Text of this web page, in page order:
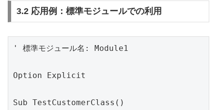
3.2 応用例：標準モジュールでの利用
' 標準モジュール名: Module1
Option Explicit
Sub TestCustomerClass()